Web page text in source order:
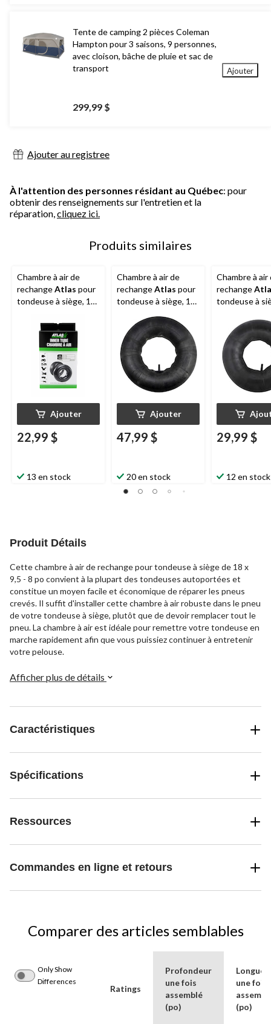
Tente de camping 2 pièces Coleman
Hampton pour 3 saisons, 9 personnes,
avec cloison, bâche de pluie et sac de
transport
299,99 $
Ajouter
Ajouter au registree
À l'attention des personnes résidant au Québec: pour
obtenir des renseignements sur l'entretien et la
réparation,cliquez ici.
Produits similaires
Chambre à air de
rechangeAtlas pour
tondeuse à siège, 13
Ajouter
22,99 $
13 en stock
Chambre à air de
rechangeAtlas pour
tondeuse à siège, 18
Ajouter
47,99 $
20 en stock
Chambre à air
rechange
tondeuse à
extérieur, 15
29,99 $
12 en stock
Produit Détails
Cette chambre à air de rechange pour tondeuse à siège de 18 x
9,5 - 8 po convient à la plupart des tondeuses autoportées et
constitue un moyen facile et économique de réparer les pneus
crevés. Il suffit d'installer cette chambre à air robuste dans le pneu
de votre tondeuse à siège, plutôt que de devoir remplacer tout le
pneu. La chambre à air est idéale pour remettre votre tondeuse en
marche rapidement afin que vous puissiez continuer à entretenir
votre pelouse.
Afficher plus de détails
Caractéristiques
Spécifications
Ressources
Commandes en ligne et retours
Comparer des articles semblables
Only Show
Differences
Ratings
Profondeur
une fois
assemblé
(po)
une fois
(po)